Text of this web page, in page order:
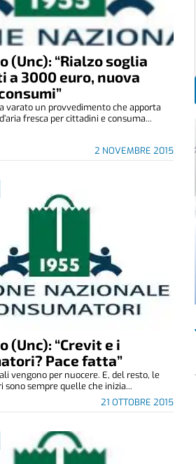
(Unc): “Rialzo soglia
a 3000 euro, nuova
2 NOVEMBRE 2015
varato un provvedimento che apporta
fresca per cittadini e consuma...
(Unc): “Crevit e i
Pace fatta”
21 OTTOBRE 2015
vengono per nuocere. E, del resto, le
sono sempre quelle che inizia...